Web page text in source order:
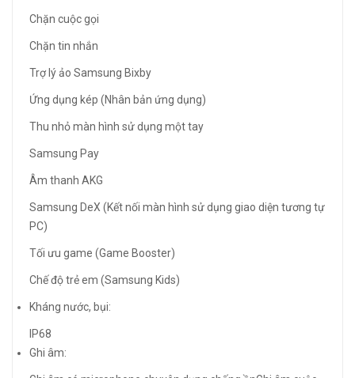
Chặn cuộc gọi
Chặn tin nhắn
Trợ lý ảo Samsung Bixby
Ứng dụng kép (Nhân bản ứng dụng)
Thu nhỏ màn hình sử dụng một tay
Samsung Pay
Âm thanh AKG
Samsung DeX (Kết nối màn hình sử dụng giao diện tương tự
PC)
Tối ưu game (Game Booster)
Chế độ trẻ em (Samsung Kids)
Kháng nước, bụi:
IP68
Ghi âm: